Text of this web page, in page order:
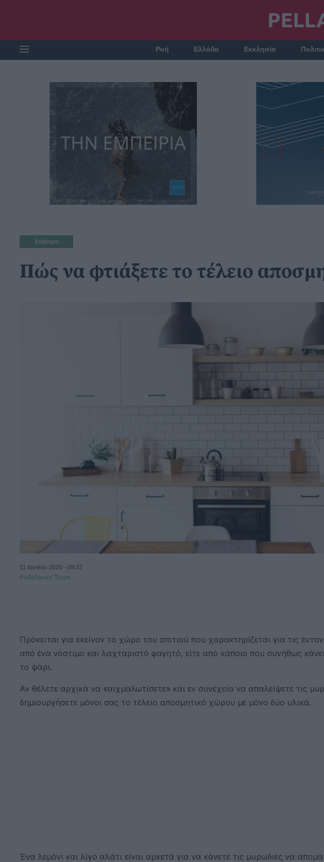
Ροή Ελλάδα Εκκλησία
Διάφορα
Πώς να φτιάξετε το τέλειο
11 Ιουνίου 2020 - 09:32
PellaNews Team
Πρόκειται για εκείνον το χώρο του σπιτιού που χαρακτηρίζεται για τις
από ένα νόστιμο και λαχταριστό φαγητό, είτε από κάποιο που συνήθως
το ψάρι.
Αν θέλετε αρχικά να «αιχμαλωτίσετε» και εν συνεχεία να απαλείψετε τις
δημιουργήσετε μόνοι σας το τέλειο αποσμητικό χώρου με μόνο δύο υλικά.
Ένα λεμόνι και λίγο αλάτι είναι αρκετά για να κάνετε τις μυρωδιές να